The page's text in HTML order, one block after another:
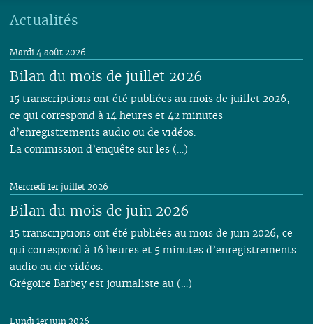
Actualités
Bilan du mois de juillet 2026
Mardi 4 août 2026
15 transcriptions ont été publiées au mois de juillet 2026,
ce qui correspond à 14 heures et 42 minutes
d’enregistrements audio ou de vidéos.
La commission d’enquête sur les (…)
Bilan du mois de juin 2026
Mercredi 1er juillet 2026
15 transcriptions ont été publiées au mois de juin 2026, ce
qui correspond à 16 heures et 5 minutes d’enregistrements
audio ou de vidéos.
Grégoire Barbey est journaliste au (…)
Lundi 1er juin 2026